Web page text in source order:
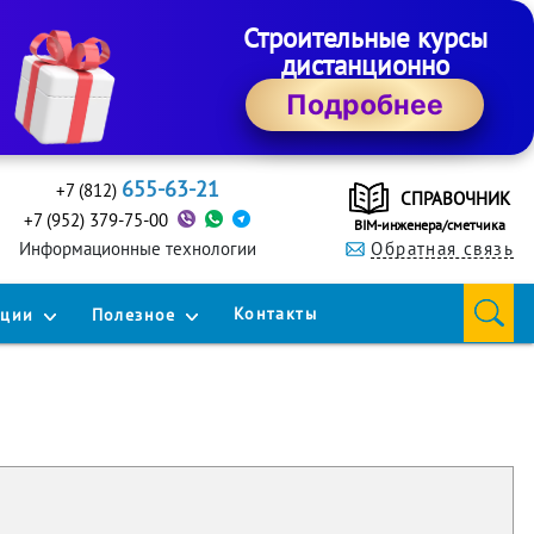
Строительные курсы
дистанционно
Подробнее
+7 (812) 655-63-21
+7 (952) 379-75-00
Информационные технологии
СПРАВОЧНИК
BIM-инженера/сметчика
Обратная связь
Полезное Контакты